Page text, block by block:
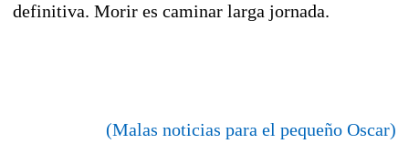
definitiva. Morir es caminar larga jornada.
(Malas noticias para el pequeño Oscar)